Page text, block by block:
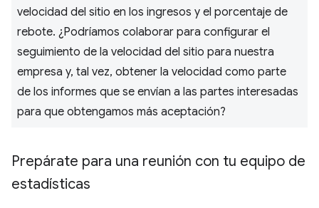
velocidad del sitio en los ingresos y el porcentaje de
rebote. ¿Podríamos colaborar para configurar el
seguimiento de la velocidad del sitio para nuestra
empresa y, tal vez, obtener la velocidad como parte
de los informes que se envían a las partes interesadas
para que obtengamos más aceptación?
Prepárate para una reunión con tu equipo de
estadísticas